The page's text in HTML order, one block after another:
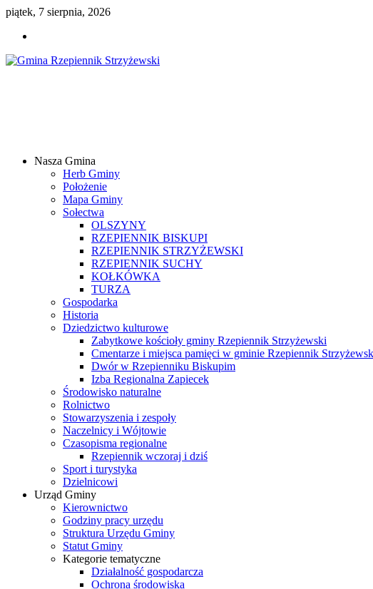
piątek, 7 sierpnia, 2026
Samorządowy
Internetowy
Nasza Gmina
Herb Gminy
Położenie
Mapa Gminy
Sołectwa
OLSZYNY
RZEPIENNIK BISKUPI
RZEPIENNIK STRZYŻEWSKI
RZEPIENNIK SUCHY
KOŁKÓWKA
TURZA
Gospodarka
Historia
Dziedzictwo kulturowe
Zabytkowe kościoły gminy Rzepiennik Strzyżewski
Cmentarze i miejsca pamięci w gminie Rzepiennik
Dwór w Rzepienniku Biskupim
Izba Regionalna Zapiecek
Środowisko naturalne
Rolnictwo
Stowarzyszenia i zespoły
Naczelnicy i Wójtowie
Czasopisma regionalne
Rzepiennik wczoraj i dziś
Sport i turystyka
Dzielnicowi
Urząd Gminy
Kierownictwo
Godziny pracy urzędu
Struktura Urzędu Gminy
Statut Gminy
Kategorie tematyczne
Działalność gospodarcza
Ochrona środowiska